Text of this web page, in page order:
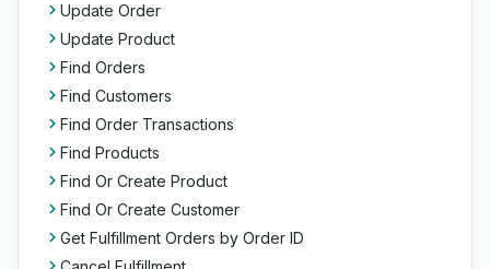
Update Order
Update Product
Find Orders
Find Customers
Find Order Transactions
Find Products
Find Or Create Product
Find Or Create Customer
Get Fulfillment Orders by Order ID